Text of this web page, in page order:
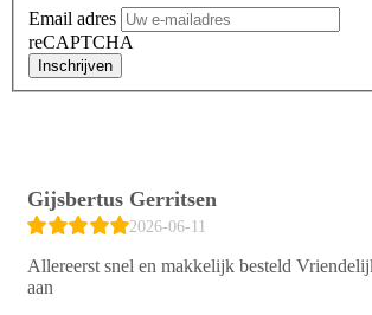
Email adres
reCAPTCHA
Inschrijven
Gijsbertus Gerritsen
2026-06-11
Allereerst snel en makkelijk besteld
aan